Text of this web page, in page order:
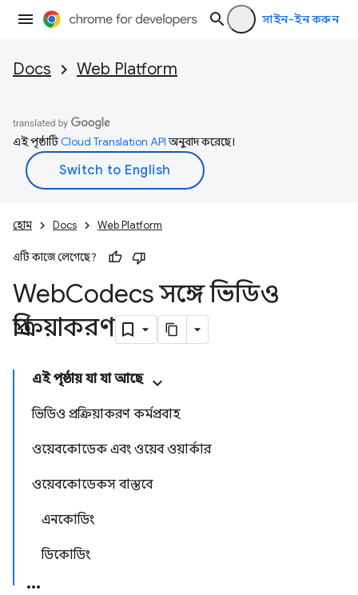
সাইন-ইন করুন
Docs Web Platform
এই পৃষ্ঠাটিCloud Translation APIঅনুবাদ করেছে।
হোম Docs Web Platform
এটি কাজে লেগেছে?
WebCodecs সঙ্গে ভিডিও
প্রক্রিয়াকরণ
এই পৃষ্ঠায় যা যা আছে
ভিডিও প্রক্রিয়াকরণ কর্মপ্রবাহ
ওয়েবকোডেক এবং ওয়েব ওয়ার্কার
ওয়েবকোডেকস বাস্তবে
এনকোডিং
ডিকোডিং